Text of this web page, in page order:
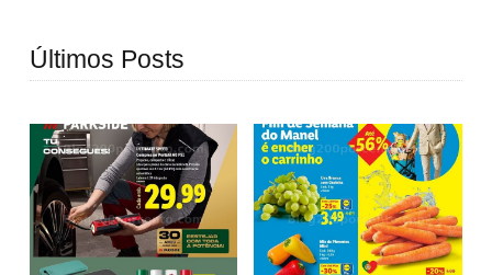
Últimos Posts